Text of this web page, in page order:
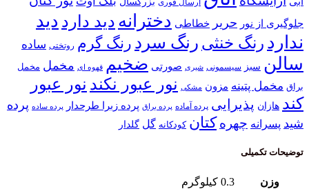
ارسال فوری
جلوگیری از نور حریر خطاطی دخترانهدید دارددید
نداردرنگ خنثی رنگ سردرنگ گرم روتختی ساده
سالن سبز سیسمونی شیری صورتی ضخیم قهوه ای مخمل مخمل
براق مخمل پتینه مزون مشکی نور عبور نکندنور عبور
کند هازان پذیرایی پرده آماده پرده براق پرده زبرا طرحدار پرده ساده پرده
شید پسرانه چهرهکتان کودکانه گل گلدار
توضیحات تکمیلی
وزن 0.3 کیلوگرم